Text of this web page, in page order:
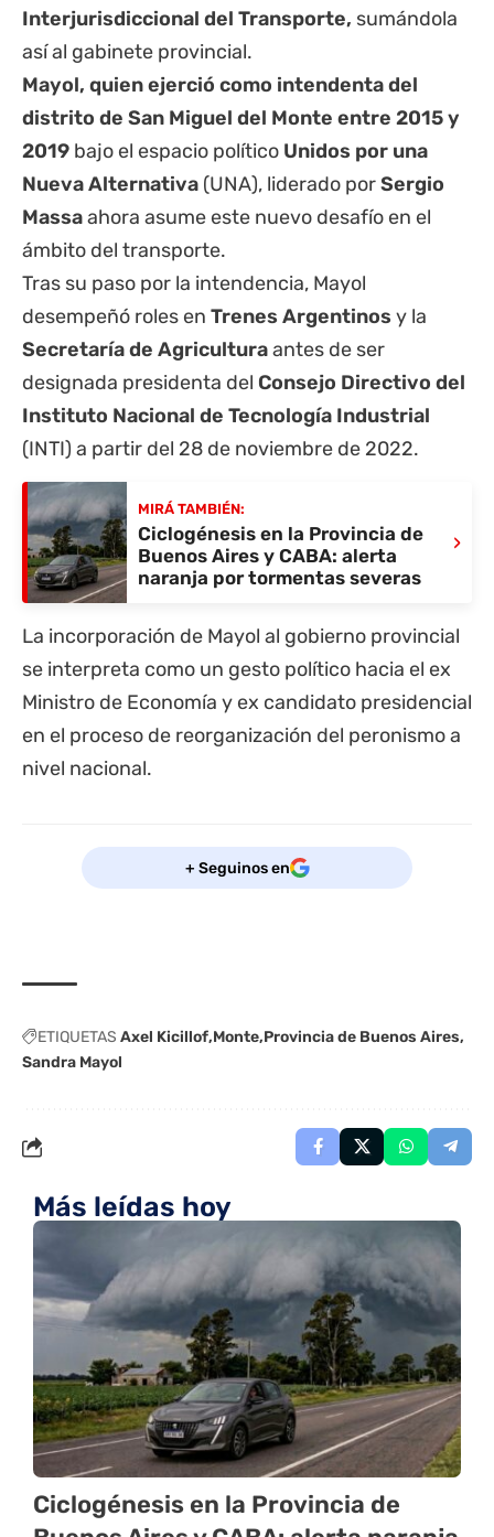
Interjurisdiccional del Transporte, sumándola
así al gabinete provincial.
Mayol, quien ejerció como intendenta del
distrito de San Miguel del Monte entre 2015 y
2019 bajo el espacio político Unidos por una
Nueva Alternativa (UNA), liderado porSergio
Massaahora asume este nuevo desafío en el
ámbito del transporte.
Tras su paso por la intendencia, Mayol
desempeñó roles en Trenes Argentinos y la
Secretaría de Agriculturaantes de ser
designada presidenta del Consejo Directivo del
Instituto Nacional de Tecnología Industrial
(INTI) a partir del 28 de noviembre de 2022.
MIRÁ TAMBIÉN:
Ciclogénesis en la Provincia de
Buenos Aires y CABA: alerta
naranja por tormentas severas
›
La incorporación de Mayol al gobierno provincial
se interpreta como un gesto político hacia el ex
Ministro de Economía y ex candidato presidencial
en el proceso de reorganización del peronismo a
nivel nacional.
+ Seguinos en
ETIQUETAS Axel Kicillof Monte Provincia de Buenos Aires
Sandra Mayol
Más leídas hoy
Ciclogénesis en la Provincia de